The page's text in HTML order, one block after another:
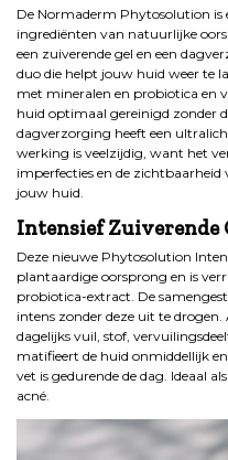
De Normaderm Phytosolution is
ingrediënten van natuurlijke
een zuiverende gel en een
duo die helpt jouw huid weer te
met mineralen en probiotica en
huid optimaal gereinigd zonder
dagverzorging heeft een
werking is veelzijdig, want het
imperfecties en de
jouw huid.
Intensief Zuiverende
Deze nieuwe Phytosolution
plantaardige oorsprong en is
probiotica-extract. De
intens zonder deze uit te
dagelijks vuil, stof,
matifieert de huid onmiddellijk
vet is gedurende de dag. Ideaal
acné.